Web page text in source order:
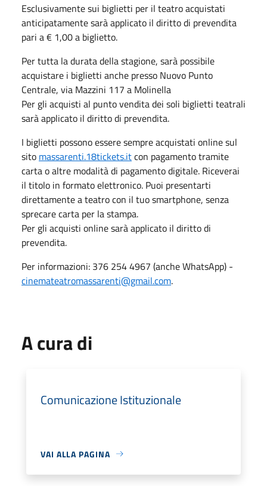
Esclusivamente sui biglietti per il teatro acquistati
anticipatamente sarà applicato il diritto di prevendita
pari a € 1,00 a biglietto.
Per tutta la durata della stagione, sarà possibile
acquistare i biglietti anche presso Nuovo Punto
Centrale, via Mazzini 117 a Molinella
Per gli acquisti al punto vendita dei soli biglietti teatrali
sarà applicato il diritto di prevendita.
I biglietti possono essere sempre acquistati online sul
sito massarenti.18tickets.itcon pagamento tramite
carta o altre modalità di pagamento digitale. Riceverai
il titolo in formato elettronico. Puoi presentarti
direttamente a teatro con il tuo smartphone, senza
sprecare carta per la stampa.
Per gli acquisti online sarà applicato il diritto di
prevendita.
Per informazioni: 376 254 4967 (anche WhatsApp) -
cinemateatromassarenti@gmail.com.
A cura di
Comunicazione Istituzionale
VAI ALLA PAGINA